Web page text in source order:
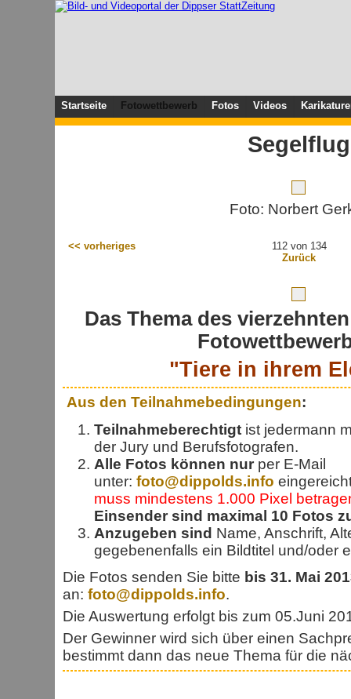
Startseite Fotowettbewerb Fotos Videos
Segelflug
Foto: Norbert
<< vorheriges
112 von 134
Zurück
Das Thema des
"Tiere in ihrem
Aus den Teilnahmebedingungen:
Teilnahmeberechtigt ist jedermann
der Jury und Berufsfotografen.
Alle Fotos können nur per E-Mail
unter: foto@dippolds.info
muss mindestens 1.000 Pixel
Einsender sind maximal 10 Fotos
Anzugeben sind Name, Anschrift,
gegebenenfalls ein Bildtitel und/oder
Die Fotos senden Sie bitte bis 31. Mai
an: foto@dippolds.info.
Die Auswertung erfolgt bis zum 05.Juni
Der Gewinner wird sich über einen
bestimmt dann das neue Thema für die